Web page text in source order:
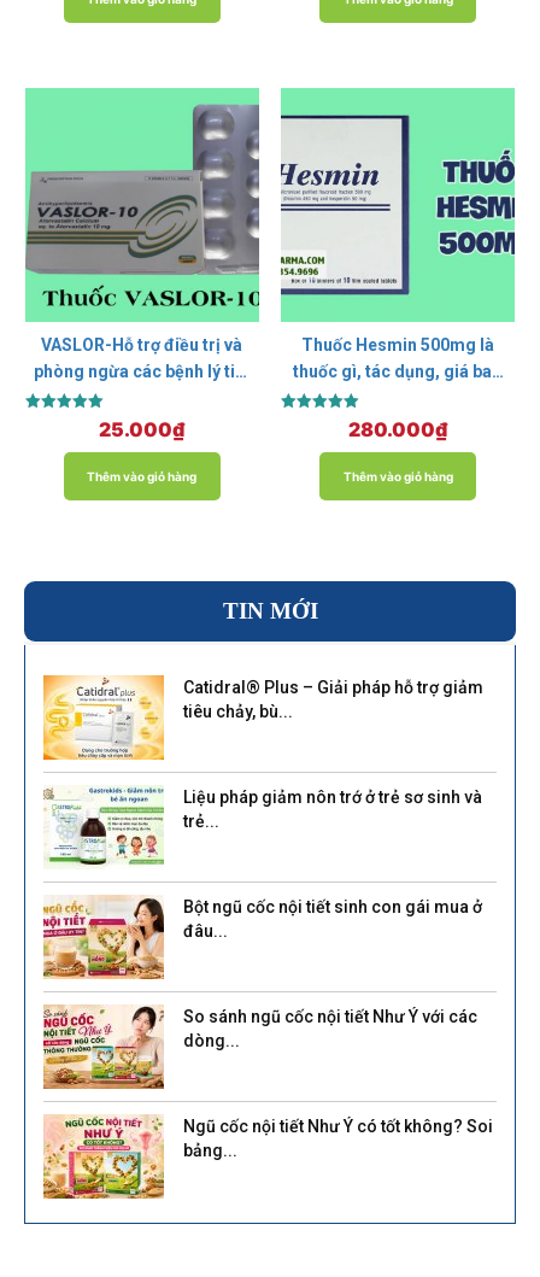
VASLOR-Hỗ trợ điều trị và
phòng ngừa các bệnh lý tim
5.00
25.000₫
Thêm vào giỏ hàng
Thuốc Hesmin 500mg là
thuốc gì, tác dụng, giá bao
Được xếp
5.00
280.000₫
Thêm vào giỏ hàng
TIN MỚI
Catidral® Plus – Giải pháp hỗ trợ giảm
tiêu chảy, bù...
Liệu pháp giảm nôn trớ ở trẻ sơ sinh và
trẻ...
Bột ngũ cốc nội tiết sinh con gái mua ở
đâu...
So sánh ngũ cốc nội tiết Như Ý với các
dòng...
Ngũ cốc nội tiết Như Ý có tốt không? Soi
bảng...